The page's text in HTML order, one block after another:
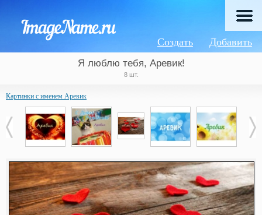
Добавить
Создать
Я люблю тебя, Аревик!
8 шт.
Картинки с именем Аревик